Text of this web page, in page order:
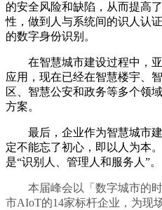
的安全风险和缺陷，从而提高
性，做到人与系统间的识人认
的数字身份识别。
在智慧城市建设过程中，亚
应用，现在已经在智慧楼宇、
区、智慧公安和政务等多个领
方案。
最后，企业作为智慧城市建
定不能忘了初心，即以人为本
是“识别人、管理人和服务人”。
本届峰会以「数字城市的时
市AIoT的14家标杆企业，为现